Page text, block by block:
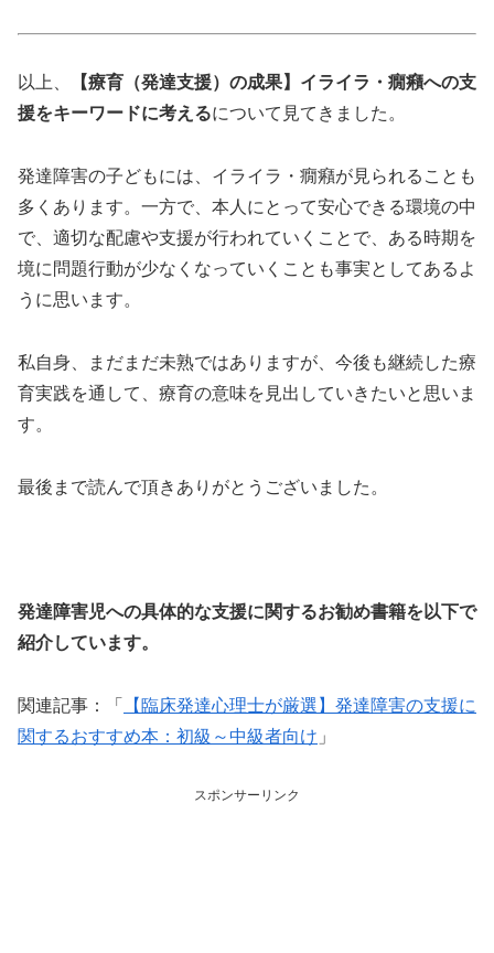
以上、
【療育（発達支援）の成果】イライラ・癇癪への支
援をキーワードに考えるについて見てきました。
発達障害の子どもには、イライラ・癇癪が見られることも
多くあります。一方で、本人にとって安心できる環境の中
で、適切な配慮や支援が行われていくことで、ある時期を
境に問題行動が少なくなっていくことも事実としてあるよ
うに思います。
私自身、まだまだ未熟ではありますが、今後も継続した療
育実践を通して、療育の意味を見出していきたいと思いま
す。
最後まで読んで頂きありがとうございました。
発達障害児への具体的な支援に関するお勧め書籍を以下で
紹介しています。
関連記事：「
【臨床発達心理士が厳選】発達障害の支援に
関するおすすめ本：初級～中級者向け 」
スポンサーリンク